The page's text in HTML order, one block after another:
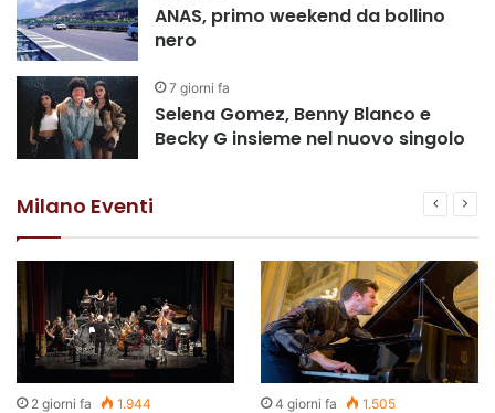
ANAS, primo weekend da bollino
nero
7 giorni fa
Selena Gomez, Benny Blanco e
Becky G insieme nel nuovo singolo
Milano Eventi
2 giorni fa 1.944 4 giorni fa 1.505